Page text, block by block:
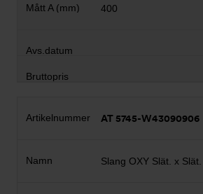
400
AT 5745-W43090906
Slang OXY Slät. x Slät.